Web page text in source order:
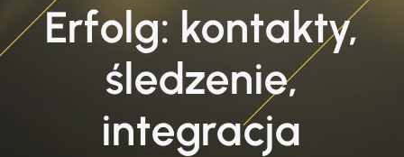
Erfolg: kontakty,
śledzenie,
integracja